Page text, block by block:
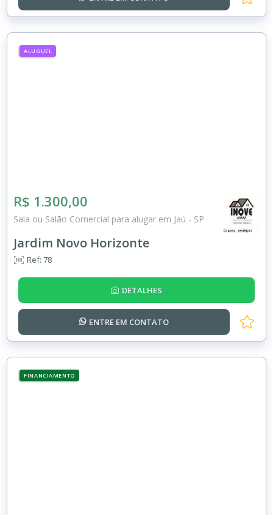
ALUGUEL
R$ 1.300,00
Sala ou Salão Comercial para alugar em Jaú - SP
Jardim Novo Horizonte
Ref: 78
DETALHES
ENTRE EM CONTATO
FINANCIAMENTO